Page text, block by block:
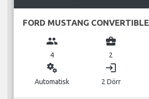
FORD MUSTANG CONVERTIBLE
group
4
business_center
2
miscellaneous_services
Automatisk
login
2 Dörr